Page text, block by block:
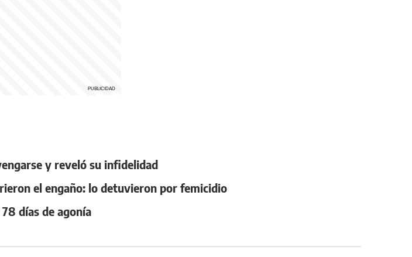
y reveló su infidelidad
el engaño: lo detuvieron por femicidio
días de agonía